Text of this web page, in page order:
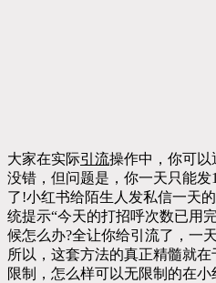
大家在实际引流操作中，你可以
没错，但问题是，你一天只能
了!小红书给陌生人发私信一天
统提示“今天的打招呼次数已用
候怎么办?全让你给引流了，一
所以，这套方法的真正精髓就
限制，怎么样可以无限制的在